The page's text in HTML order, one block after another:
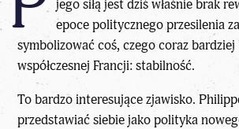
jego siłą jest dziś właśnie brak
epoce politycznego przesilenia
symbolizować coś, czego coraz
współczesnej Francji: stabilność.
To bardzo interesujące zjawisko.
przedstawiać siebie jako polityka